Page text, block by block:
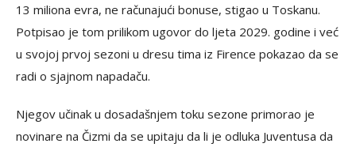
13 miliona evra, ne računajući bonuse, stigao u Toskanu.
Potpisao je tom prilikom ugovor do ljeta 2029. godine i već
u svojoj prvoj sezoni u dresu tima iz Firence pokazao da se
radi o sjajnom napadaču.
Njegov učinak u dosadašnjem toku sezone primorao je
novinare na Čizmi da se upitaju da li je odluka Juventusa da